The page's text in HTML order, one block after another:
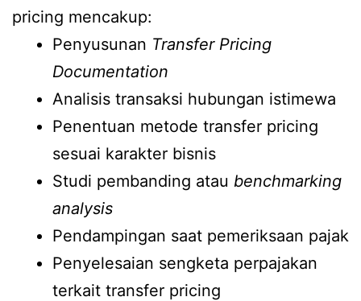
pricing mencakup:
Penyusunan Transfer Pricing
Documentation
Analisis transaksi hubungan istimewa
Penentuan metode transfer pricing
sesuai karakter bisnis
Studi pembanding atau benchmarking
analysis
Pendampingan saat pemeriksaan pajak
Penyelesaian sengketa perpajakan
terkait transfer pricing